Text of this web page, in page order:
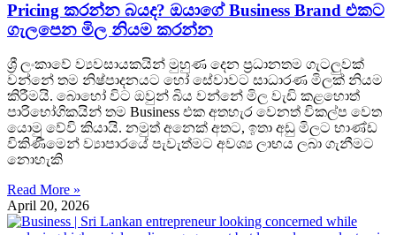
Pricing කරන්න බයද? ඔයාගේ Business Brand එකට
ගැලපෙන මිල නියම කරන්න
ශ්‍රී ලංකාවේ ව්‍යවසායකයින් මුහුණ දෙන ප්‍රධානතම ගැටලුවක්
වන්නේ තම නිෂ්පාදනයට හෝ සේවාවට සාධාරණ මිලක් නියම
කිරීමයි. බොහෝ විට ඔවුන් බිය වන්නේ මිල වැඩි කළහොත්
පාරිභෝගිකයින් තම Business එක අතහැර වෙනත් විකල්ප වෙත
යොමු වේවි කියායි. නමුත් අනෙක් අතට, ඉතා අඩු මිලට භාණ්ඩ
විකිණීමෙන් ව්‍යාපාරයේ පැවැත්මට අවශ්‍ය ලාභය ලබා ගැනීමට
නොහැකි
Read More »
April 20, 2026